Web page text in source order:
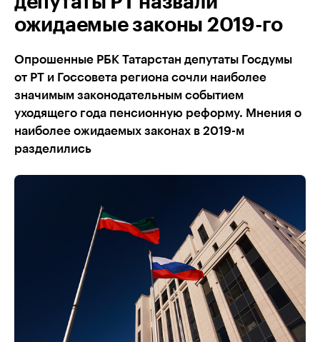
ожидаемые законы 2019-го
Опрошенные РБК Татарстан депутаты Госдумы
от РТ и Госсовета региона сочли наиболее
значимым законодательным событием
уходящего года пенсионную реформу. Мнения о
наиболее ожидаемых законах в 2019-м
разделились